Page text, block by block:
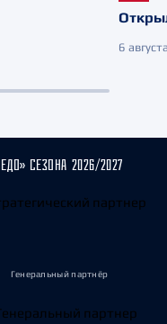
6
СЕЗОНА 2026/2027
Генеральный партнёр